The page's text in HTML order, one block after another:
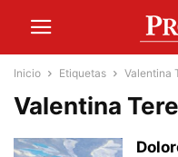
Inicio Etiquetas Valentina
Valentina